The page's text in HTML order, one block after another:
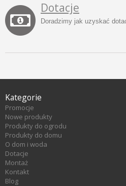
Dotacje
Doradzimy jak uzyskać
Kategorie
Promocje
Nowe produkty
Produkty do ogrodu
Produkty do domu
O dom i woda
Dotacje
Montaż
Kontakt
Blog